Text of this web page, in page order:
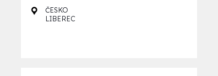
ČESKO
LIBEREC